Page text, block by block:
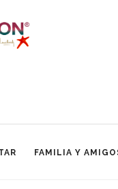
FAMILIA Y